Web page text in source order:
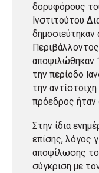
δορυφόρους
Ινστιτούτου
δημοσιεύτηκαν
αποψιλώθηκαν
την περίοδο
την
πρόεδρος
Στην ίδια
επίσης, λόγος
αποψίλωσης
σύγκριση με